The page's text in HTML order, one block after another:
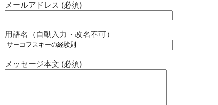
メールアドレス (必須)
用語名（自動入力・改名不可）
メッセージ本文 (必須)